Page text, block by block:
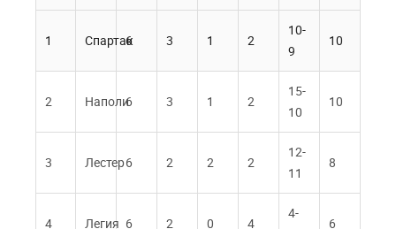
1 Спартак
6 3 1 2
10-
9
10
2 Наполи6 3 1 2
15-
10
10
3 Лестер6 2 2 2
12-
11
8
4 Легия 6 2 0 4
4-
6